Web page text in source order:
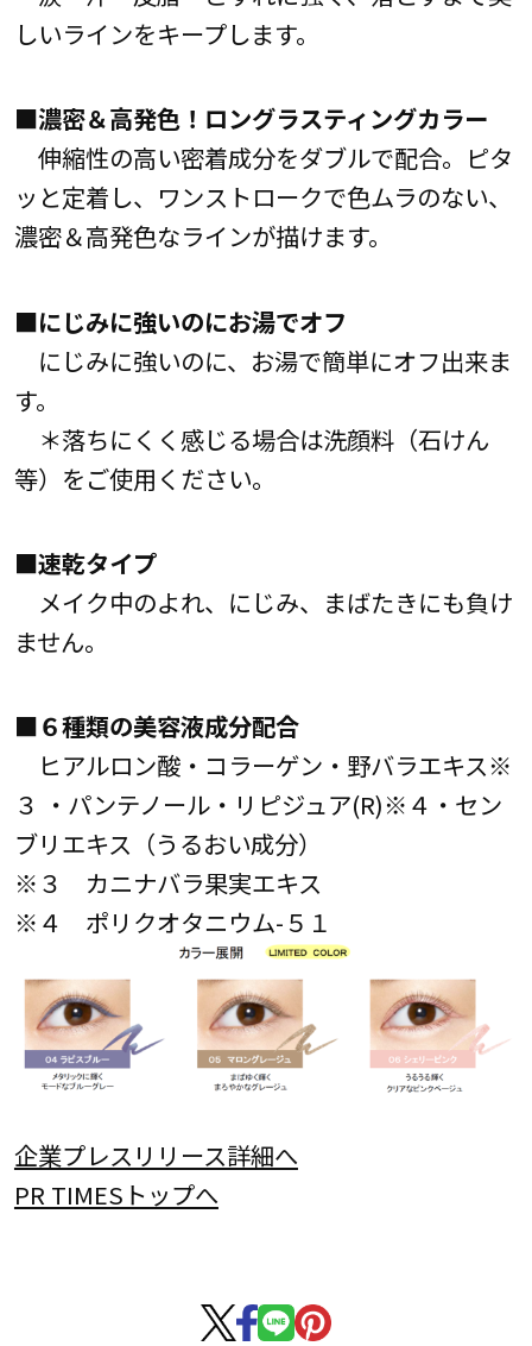
しいラインをキープします。
■濃密＆高発色！ロングラスティングカラー
伸縮性の高い密着成分をダブルで配合。ピタ
ッと定着し、ワンストロークで色ムラのない、
濃密＆高発色なラインが描けます。
■にじみに強いのにお湯でオフ
にじみに強いのに、お湯で簡単にオフ出来ま
す。
＊落ちにくく感じる場合は洗顔料（石けん
等）をご使用ください。
■速乾タイプ
メイク中のよれ、にじみ、まばたきにも負け
ません。
■６種類の美容液成分配合
ヒアルロン酸・コラーゲン・野バラエキス※
３ ・パンテノール・リピジュア(R)※４・セン
ブリエキス（うるおい成分）
※３ カニナバラ果実エキス
※４ ポリクオタニウム-５１
企業プレスリリース詳細へ
PR TIMESトップへ